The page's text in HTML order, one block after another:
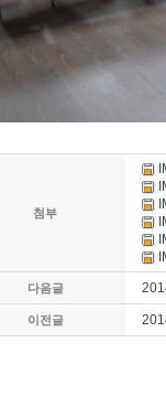
첨부
다음글
이전글